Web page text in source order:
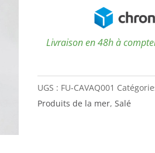
Livraison en 48h à
UGS : FU-CAVAQ001
Produits de la mer, Salé